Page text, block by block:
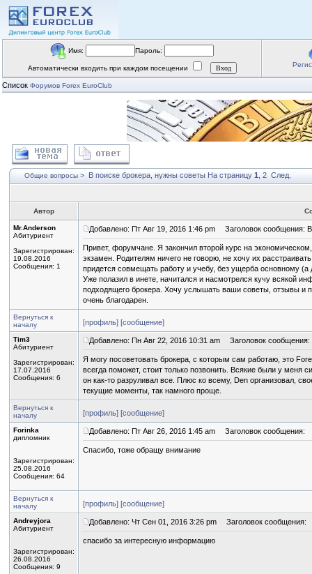
Имя: Пароль:
Автоматически входить при каждом посещении
Список Форумов Forex EuroClub
Общие вопросы > В поиске брокера, нужны советы На страницу 1 2 След.
Автор
Mr.Anderson
Абитуриент
Зарегистрирован:
19.08.2016
Сообщения: 1
Добавлено: Пт Авг 19, 2016 1:46 pm Заголовок сообщения:
Привет, форумчане. Я закончил второй курс на
экзамен. Родителям ничего не говорю, не хочу их
придется совмещать работу и учебу, без ущерба основному
Уже полазил в инете, начитался и насмотрелся кучу всякой
подходящего брокера. Хочу услышать ваши советы, отзывы и
очень благодарен.
Вернуться к
началу
[профиль] [сообщение]
Tim3
Абитуриент
Зарегистрирован:
17.07.2016
Сообщения: 6
Добавлено: Пн Авг 22, 2016 10:31 am Заголовок сообщения:
Я могу посоветовать брокера, с которым сам работаю, это
всегда поможет, стоит только позвонить. Всякие были у меня
он как-то разруливал все. Плюс ко всему, Den организовал,
текущие моменты, так намного проще.
Вернуться к
началу
[профиль] [сообщение]
Forinka
дипломник
Зарегистрирован:
25.08.2016
Сообщения: 64
Добавлено: Пт Авг 26, 2016 1:45 am Заголовок сообщения:
Спасибо, тоже обращу внимание
Вернуться к
началу
[профиль] [сообщение]
Andreyjora
Абитуриент
Зарегистрирован:
26.08.2016
Сообщения: 9
Добавлено: Чт Сен 01, 2016 3:26 pm Заголовок сообщения:
спасибо за интересную информацию